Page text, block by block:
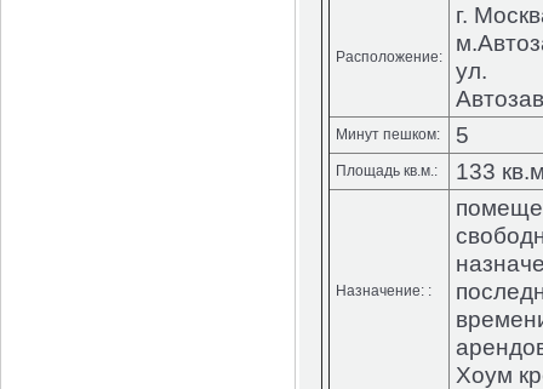
Расположение:
г.
ул.
Минут пешком: 5
Площадь кв.м.: 133
Назначение: :
Хоум